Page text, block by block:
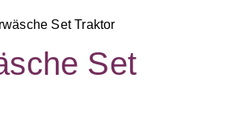
Set Traktor
Set